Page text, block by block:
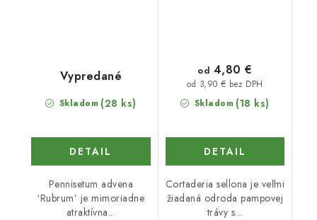
Skladom (28 ks)
Vypredané
DETAIL
Pennisetum advena
‘Rubrum’ je mimoriadne
atraktívna...
Skladom (18 ks)
od 3,90 € bez DPH
od 4,80 €
DETAIL
Cortaderia sellona je veľmi
žiadaná odroda pampovej
trávy s...